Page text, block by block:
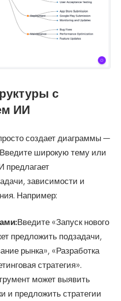
с
ИИ
создает диаграммы —
широкую тему или
предлагает
зависимости и
Например:
Введите «Запуск нового
предложить подзадачи,
рынка», «Разработка
стратегия».
может выявить
и предложить стратегии